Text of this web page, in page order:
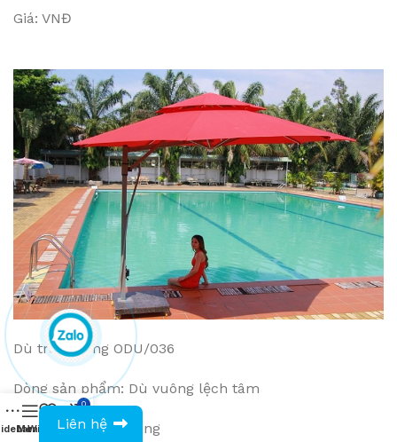
Giá: VNĐ
Dù treo tường ODU/036
Dòng sản phẩm: Dù vuông lệch tâm
Tình trạng: Còn Hàng
MenuWishlistCompare
0
Cart
Liên hệ
0943594386